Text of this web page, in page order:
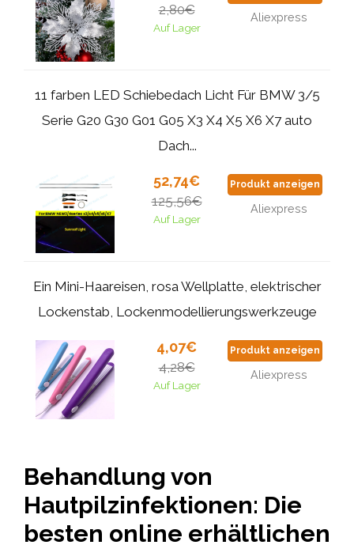
2,80€
Auf Lager
Aliexpress
11 farben LED Schiebedach Licht Für BMW 3/5
Serie G20 G30 G01 G05 X3 X4 X5 X6 X7 auto
Dach...
52,74€
125,56€
Auf Lager
Produkt anzeigen
Aliexpress
Ein Mini-Haareisen, rosa Wellplatte, elektrischer
Lockenstab, Lockenmodellierungswerkzeuge
4,07€
4,28€
Auf Lager
Produkt anzeigen
Aliexpress
Behandlung von
Hautpilzinfektionen: Die
besten online erhältlichen